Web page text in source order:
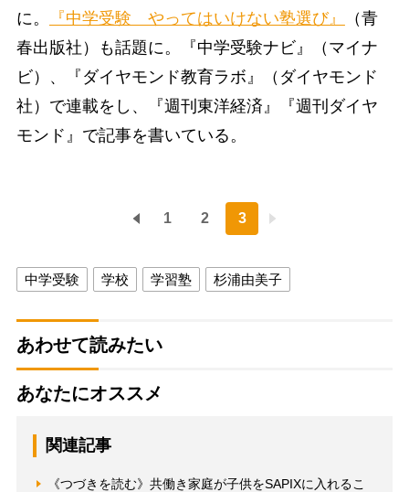
に。
『中学受験 やってはいけない塾選び』
（青
春出版社）も話題に。『中学受験ナビ』（マイナ
ビ）、『ダイヤモンド教育ラボ』（ダイヤモンド
社）で連載をし、『週刊東洋経済』『週刊ダイヤ
モンド』で記事を書いている。
1 2 3
中学受験 学校 学習塾 杉浦由美子
あわせて読みたい
あなたにオススメ
関連記事
《つづきを読む》共働き家庭が子供をSAPIXに入れるこ